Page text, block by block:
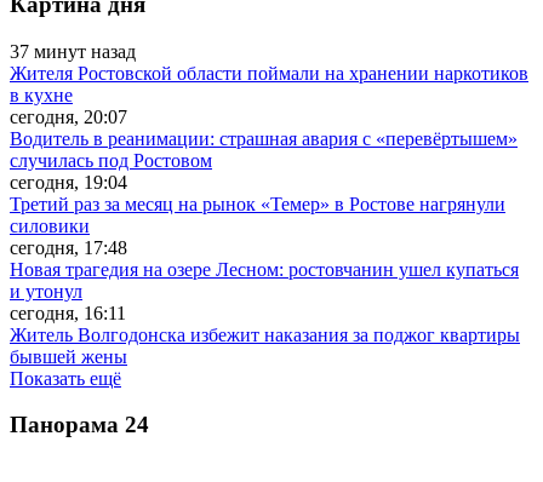
37 минут назад
Жителя Ростовской области поймали на хранении наркотиков
в кухне
сегодня, 20:07
Водитель в реанимации: страшная авария с «перевёртышем»
случилась под Ростовом
сегодня, 19:04
Третий раз за месяц на рынок «Темер» в Ростове нагрянули
силовики
сегодня, 17:48
Новая трагедия на озере Лесном: ростовчанин ушел купаться
и утонул
сегодня, 16:11
Житель Волгодонска избежит наказания за поджог квартиры
бывшей жены
Показать ещё
Панорама 24